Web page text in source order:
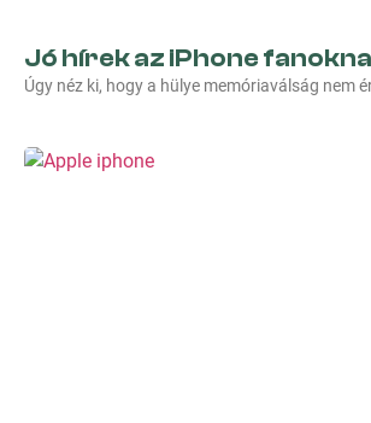
Jó hírek az iPhone
Úgy néz ki, hogy a hülye memóriaválság nem